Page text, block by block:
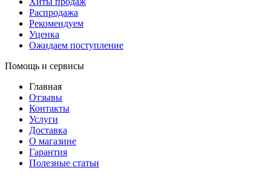
Распродажа
Рекомендуем
Уценка
Ожидаем поступление
Помощь и сервисы
Главная
Отзывы
Контакты
Услуги
Доставка
О магазине
Гарантия
Полезные статьи